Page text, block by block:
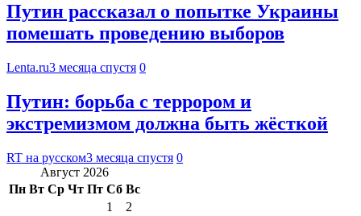
Путин рассказал о попытке Украины
помешать проведению выборов
Lenta.ru3 месяца спустя 0
Путин: борьба с террором и
экстремизмом должна быть жёсткой
RT на русском3 месяца спустя 0
Август 2026
Пн Вт Ср Чт Пт Сб Вс
1
2